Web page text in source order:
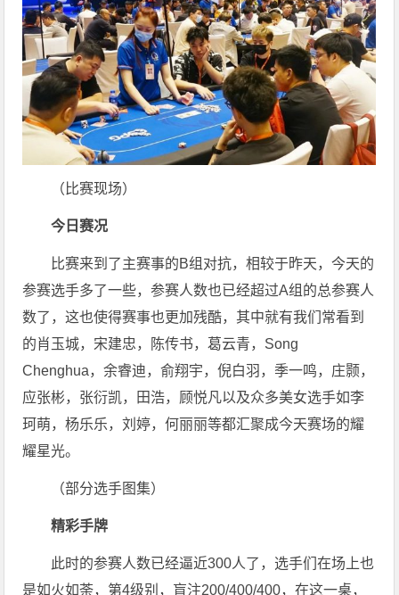
（比赛现场）
今日赛况
比赛来到了主赛事的B组对抗，相较于昨天，今天的
参赛选手多了一些，参赛人数也已经超过A组的总参赛人
数了，这也使得赛事也更加残酷，其中就有我们常看到
的肖玉城，宋建忠，陈传书，葛云青，Song
Chenghua，余睿迪，俞翔宇，倪白羽，季一鸣，庄颢，
应张彬，张衍凯，田浩，顾悦凡以及众多美女选手如李
珂萌，杨乐乐，刘婷，何丽丽等都汇聚成今天赛场的耀
耀星光。
（部分选手图集）
精彩手牌
此时的参赛人数已经逼近300人了，选手们在场上也
是如火如荼，第4级别，盲注200/400/400，在这一桌，